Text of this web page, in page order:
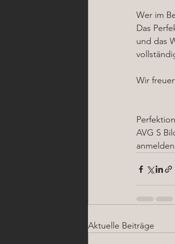
Wer im
Das
und das
Wir
AVG S
Aktuelle Beiträge